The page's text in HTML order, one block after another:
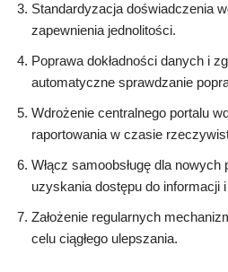
Standardyzacja doświadczenia
zapewnienia jednolitości.
Poprawa dokładności danych i
automatyczne sprawdzanie
Wdrożenie centralnego portalu
raportowania w czasie
Włącz samoobsługę dla
uzyskania dostępu do informacji
Założenie regularnych
celu ciągłego ulepszania.